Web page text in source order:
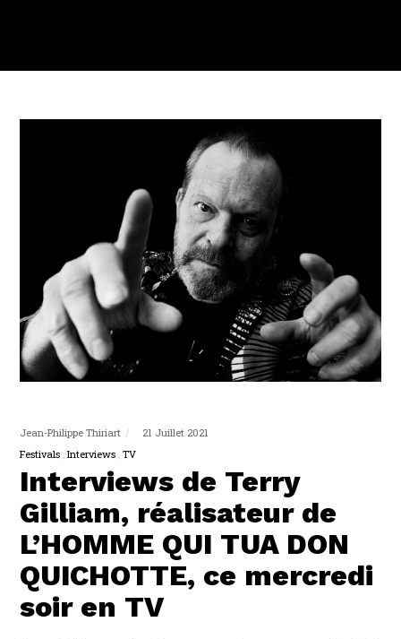
Jean-Philippe Thiriart
21 Juillet 2021
Festivals Interviews TV
Interviews de Terry
Gilliam, réalisateur de
L’HOMME QUI TUA DON
QUICHOTTE, ce mercredi
soir en TV